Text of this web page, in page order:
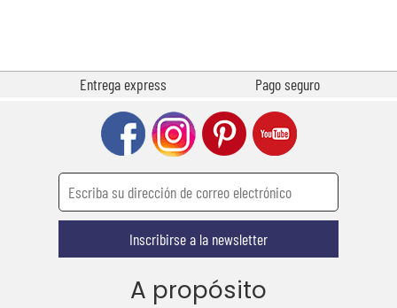
Entrega express Pago seguro
Inscribirse a la newsletter
A propósito